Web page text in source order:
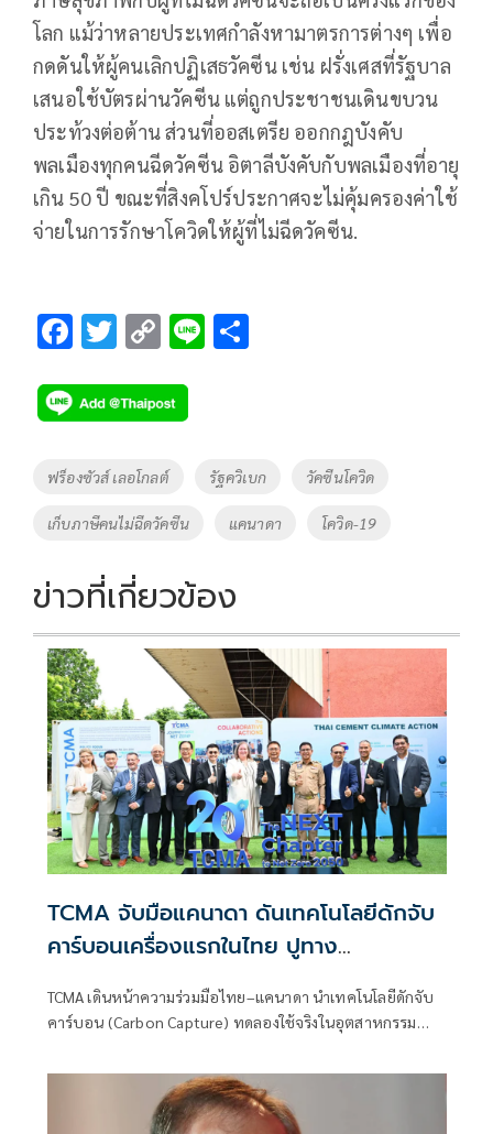
โลก แม้ว่าหลายประเทศกำลังหามาตรการต่างๆ เพื่อ
กดดันให้ผู้คนเลิกปฏิเสธวัคซีน เช่น ฝรั่งเศสที่รัฐบาล
เสนอใช้บัตรผ่านวัคซีน แต่ถูกประชาชนเดินขบวน
ประท้วงต่อต้าน ส่วนที่ออสเตรีย ออกกฎบังคับ
พลเมืองทุกคนฉีดวัคซีน อิตาลีบังคับกับพลเมืองที่อายุ
เกิน 50 ปี ขณะที่สิงคโปร์ประกาศจะไม่คุ้มครองค่าใช้
จ่ายในการรักษาโควิดให้ผู้ที่ไม่ฉีดวัคซีน.
F
e
b
o
o
k
T
tt
er
C
p
y
Li
n
k
Li
Tags
ฟร็องซัวส์ เลอโกลต์ รัฐควิเบก วัคซีนโควิด
เก็บภาษีคนไม่ฉีดวัคซีน แคนาดา โควิด-19
ข่าวที่เกี่ยวข้อง
TCMA จับมือแคนาดา ดันเทคโนโลยีดักจับ
คาร์บอนเครื่องแรกในไทย ปูทาง
TCMA เดินหน้าความร่วมมือไทย–แคนาดา นำเทคโนโลยีดักจับ
คาร์บอน (Carbon Capture) ทดลองใช้จริงในอุตสาหกรรม